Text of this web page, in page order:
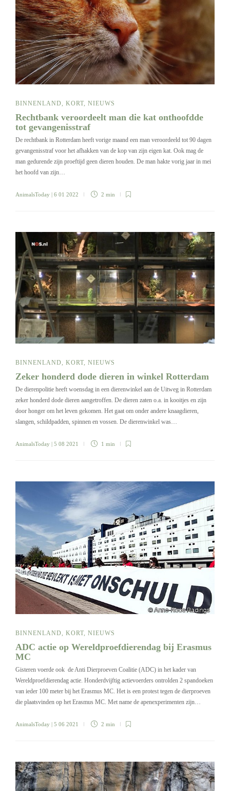
BINNENLAND KORT NIEUWS
Rechtbank veroordeelt man die kat onthoofdde
tot gevangenisstraf
De rechtbank in Rotterdam heeft vorige maand een man veroordeeld tot 90 dagen
gevangenisstraf voor het afhakken van de kop van zijn eigen kat. Ook mag de
man gedurende zijn proeftijd geen dieren houden. De man hakte vorig jaar in mei
het hoofd van zijn…
AnimalsToday | 6 01 2022 2 min
BINNENLAND KORT NIEUWS
Zeker honderd dode dieren in winkel Rotterdam
De dierenpolitie heeft woensdag in een dierenwinkel aan de Uitweg in Rotterdam
zeker honderd dode dieren aangetroffen. De dieren zaten o.a. in kooitjes en zijn
door honger om het leven gekomen. Het gaat om onder andere knaagdieren,
slangen, schildpadden, spinnen en vossen. De dierenwinkel was…
AnimalsToday | 5 08 2021 1 min
BINNENLAND, KORT, NIEUWS
ADC actie op Wereldproefdierendag bij Erasmus
MC
Gisteren voerde ook de Anti Dierproeven Coalitie (ADC) in het kader van
Wereldproefdierendag actie. Honderdvijftig actievoerders ontrolden 2 spandoeken
van ieder 100 meter bij het Erasmus MC. Het is een protest tegen de dierproeven
die plaatsvinden op het Erasmus MC. Met name de apenexperimenten zijn…
AnimalsToday | 5 06 2021 2 min